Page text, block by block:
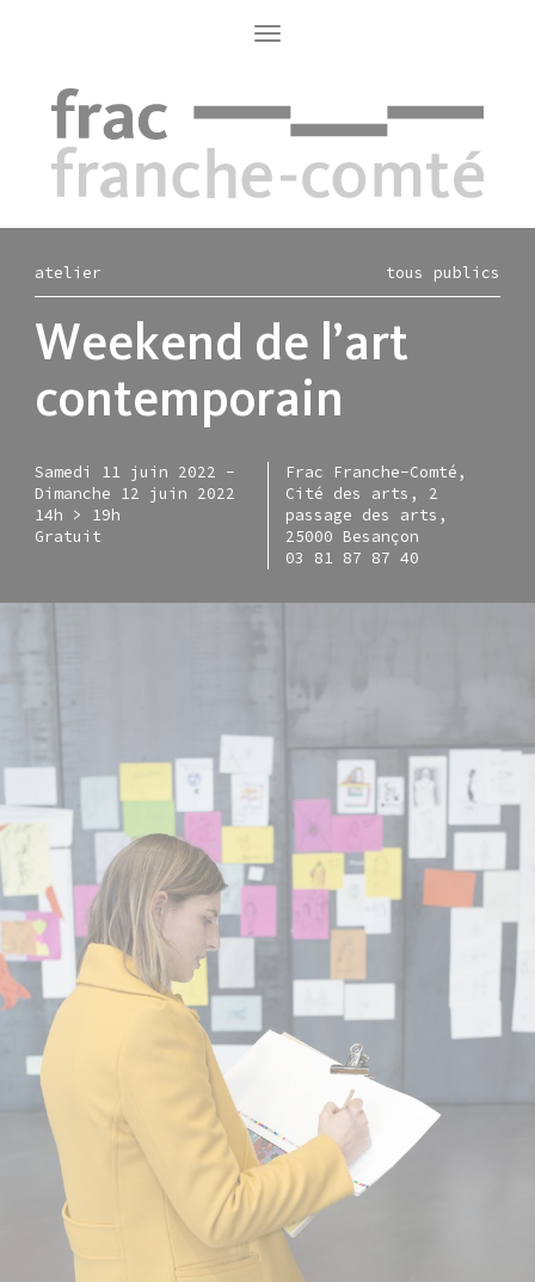
Toggle
navigation
atelier tous publics
Weekend de l’art
contemporain
Samedi 11 juin 2022 -
Dimanche 12 juin 2022
14h > 19h
Gratuit
Frac Franche-Comté,
Cité des arts, 2
passage des arts,
25000 Besançon
03 81 87 87 40